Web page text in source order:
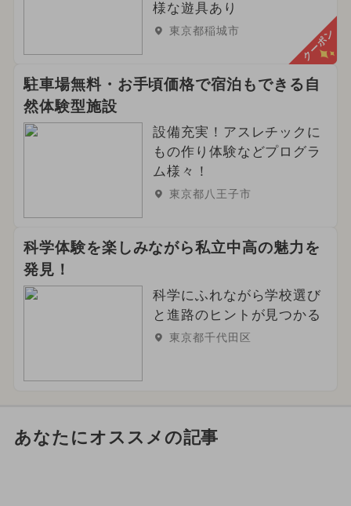
様な遊具あり
東京都稲城市 クーポン
駐車場無料・お手頃価格で宿泊もできる自
然体験型施設
設備充実！アスレチックに
もの作り体験などプログラ
ム様々！
東京都八王子市
科学体験を楽しみながら私立中高の魅力を
発見！
科学にふれながら学校選び
と進路のヒントが見つかる
東京都千代田区
あなたにオススメの記事